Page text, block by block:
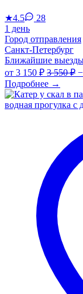
★4.5
28
1 день
Город отправления
Санкт-Петербург
Ближайшие
от 3 150 ₽ 3 550 ₽
Подробнее →